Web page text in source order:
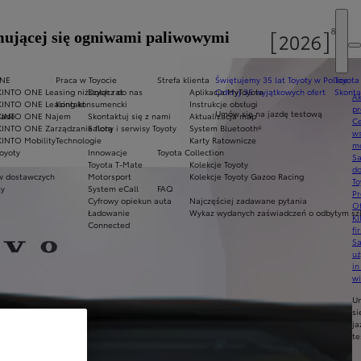
Świętujemy 35 lat Toyoty w Polsce
Odkryj 35 wyjątkowych ofert
Umów się na jazdę testową
Praca w Toyocie
Dołącz do nas
Kontakt
Skontaktuj się z nami
Salony i serwisy Toyoty
Technologie
Innowacje
Toyota T-Mate
Motorsport
System eCall
Cyfrowy opiekun auta
Ładowanie
Connected
ONE Leasing niższych rat
ONE Leasing konsumencki
ONE Najem
ONE Zarządzanie flotą
Mobility
dostawczych
Strefa klienta
Aplikacja MyToyota
Instrukcje obsługi
Aktualizacja map
System Bluetooth®
Karty Ratownicze
Toyota Collection
Kolekcje Toyoty
Kolekcje Toyoty Gazoo Racing
FAQ
Najczęściej zadawane pytania
Wykaz wydanych zaświadczeń o odbytym
się ogniwami paliwowymi